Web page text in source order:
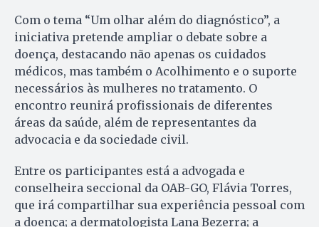
Com o tema “Um olhar além do diagnóstico”, a
iniciativa pretende ampliar o debate sobre a
doença, destacando não apenas os cuidados
médicos, mas também o Acolhimento e o suporte
necessários às mulheres no tratamento. O
encontro reunirá profissionais de diferentes
áreas da saúde, além de representantes da
advocacia e da sociedade civil.
Entre os participantes está a advogada e
conselheira seccional da OAB-GO, Flávia Torres,
que irá compartilhar sua experiência pessoal com
a doença; a dermatologista Lana Bezerra; a